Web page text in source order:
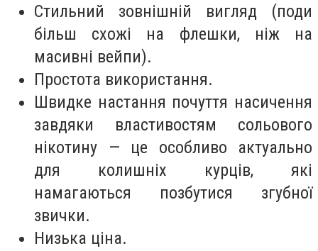
Стильний зовнішній вигляд (поди
більш схожі на флешки, ніж на
масивні вейпи).
Простота використання.
Швидке настання почуття насичення
завдяки властивостям сольового
нікотину — це особливо актуально
для колишніх курців, які
намагаються позбутися згубної
звички.
Низька ціна.